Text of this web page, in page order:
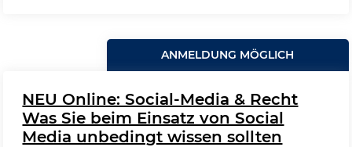
ANMELDUNG MÖGLICH
NEU Online: Social-Media & Recht
Was Sie beim Einsatz von Social
Media unbedingt wissen sollten